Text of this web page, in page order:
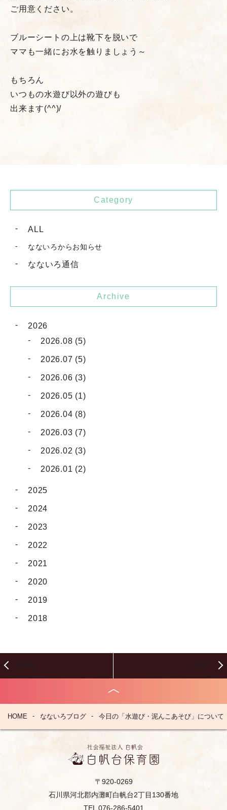
ご用意ください。
ブルーシートの上は靴下を脱いで
ママも一緒にお水を触りましょう～
もちろん
いつもの水遊び以外の遊びも
出来ます(^^)/
Category
ALL
なないろからお知らせ
なないろ通信
Archive
2026
2026.08 (5)
2026.07 (5)
2026.06 (3)
2026.05 (1)
2026.04 (8)
2026.03 (7)
2026.02 (3)
2026.01 (2)
2025
2024
2023
2022
2021
2020
2019
2018
HOME なないろブログ 今日の「水遊び・泥んこあそび」について
〒920-0269
石川県河北郡内灘町白帆台2丁目130番地
TEL 076-286-5401